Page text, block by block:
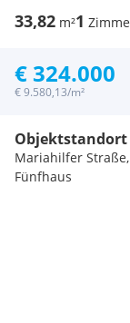
33,82 m²1
€ 324.000
€ 9.580,13/m²
Objektstandort
Mariahilfer
Fünfhaus